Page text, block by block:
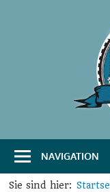
NAVIGATION
Sie sind hier: